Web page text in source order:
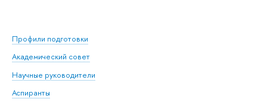
Профили подготовки
Академический совет
Научные руководители
Аспиранты